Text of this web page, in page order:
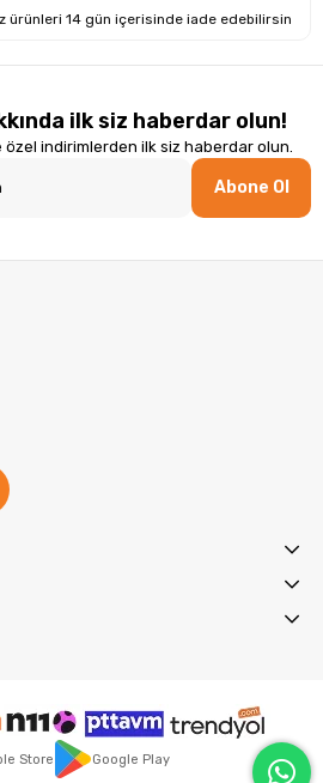
ürünleri 14 gün içerisinde iade edebilirsin
ilk siz haberdar olun!
indirimlerden ilk siz haberdar olun.
Abone Ol
Store Google Play